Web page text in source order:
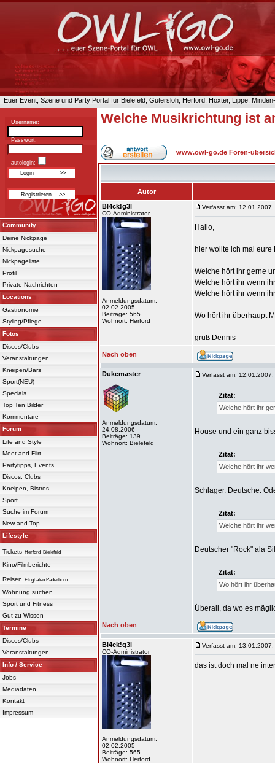
Euer Event, Szene und Party Portal für Bielefeld, Gütersloh, Herford, Höxter, Lippe,
Username:
Passwort:
autologin:
Community
Deine Nickpage
Nickpagesuche
Nickpageliste
Profil
Private Nachrichten
Locations
Gastronomie
Styling/Pflege
Fotos
Discos/Clubs
Veranstaltungen
Kneipen/Bars
Sport(NEU)
Specials
Top Ten Bilder
Kommentare
Forum
Life and Style
Meet and Flirt
Partytipps, Events
Discos, Clubs
Kneipen, Bistros
Sport
Suche im Forum
New and Top
Lifestyle
Tickets Herford Bielefeld
Kino/Filmberichte
Reisen Flughafen Paderborn
Wohnung suchen
Sport und Fitness
Gut zu Wissen
Termine
Discos/Clubs
Veranstaltungen
Info / Service
Jobs
Mediadaten
Kontakt
Impressum
Welche Musikrichtung ist
www.owl-go.de Foren-
Autor
Bl4ck!g3l
CO-Administrator
Anmeldungsdatum:
02.02.2005
Beiträge: 565
Wohnort: Herford
Verfasst am:
Hallo,
hier wollte ich mal
Welche hört ihr gerne
Welche hört ihr wenn
Welche hört ihr wenn
Wo hört ihr überhaupt
gruß Dennis
Nach oben
Dukemaster
Anmeldungsdatum:
24.08.2006
Beiträge: 139
Wohnort: Bielefeld
Verfasst am:
Zitat:
Welche hört ihr
House und ein ganz
Zitat:
Welche hört ihr
Schlager. Deutsche.
Zitat:
Welche hört ihr
Deutscher "Rock" ala
Zitat:
Wo hört ihr
Überall, da wo es
Nach oben
Bl4ck!g3l
CO-Administrator
Anmeldungsdatum:
02.02.2005
Beiträge: 565
Wohnort: Herford
Verfasst am:
das ist doch mal ne